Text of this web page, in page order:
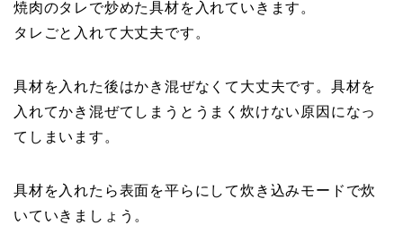
焼肉のタレで炒めた具材を入れていきます。
タレごと入れて大丈夫です。
具材を入れた後はかき混ぜなくて大丈夫です。具材を
入れてかき混ぜてしまうとうまく炊けない原因になっ
てしまいます。
具材を入れたら表面を平らにして炊き込みモードで炊
いていきましょう。